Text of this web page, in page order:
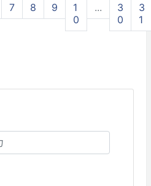
7 8 9
1
0
...
3
0
3
1